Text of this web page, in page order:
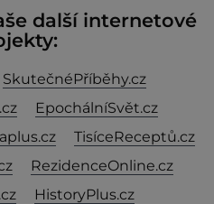
další internetové
SkutečnéPříběhy.cz
EpochálníSvět.cz
TisíceReceptů.cz
RezidenceOnline.cz
HistoryPlus.cz